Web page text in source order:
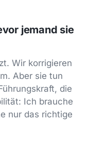
jemand sie
Wir korrigieren
Aber sie tun
die
Ich brauche
nur das richtige